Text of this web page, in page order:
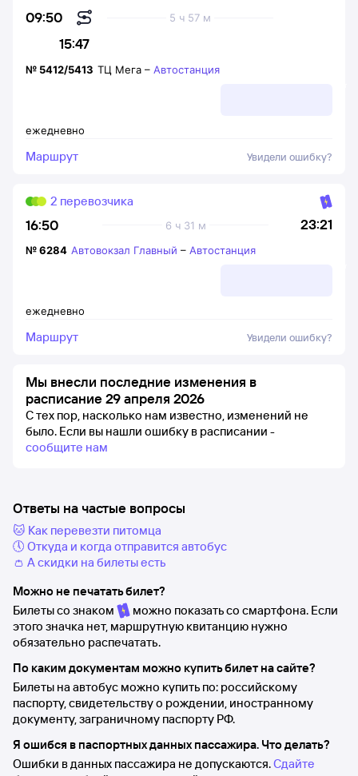
09:50
15:47
5 ч 57 м
ежедневно
№ 5412/5413 ТЦ Мега – Автостанция
Маршрут Увидели ошибку?
16:50 23:21
6 ч 31 м
2 перевозчика
ежедневно
№6284 Автовокзал Главный – Автостанция
Маршрут Увидели ошибку?
Мы внесли последние изменения в
расписание 29 апреля 2026
С тех пор, насколько нам известно, изменений не
было. Если вы нашли ошибку в расписании -
сообщите нам
Ответы на частые вопросы
🐱 Как перевезти питомца
🕔 Откуда и когда отправится автобус
👛 А скидки на билеты есть
Можно не печатать билет?
Билеты со знаком
можно показать со смартфона. Если
этого значка нет, маршрутную квитанцию нужно
обязательно распечатать.
По каким документам можно купить билет на сайте?
Билеты на автобус можно купить по: российскому
паспорту, свидетельству о рождении, иностранному
документу, заграничному паспорту РФ.
Я ошибся в паспортных данных пассажира. Что делать?
Ошибки в данных пассажира не допускаются.Сдайте